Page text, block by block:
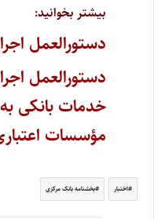
بیشتر بخوانید:
دستورالعمل
دستورالعمل
خدمات بانکی
مؤسسات
اختبار بخشنامه بانک مرکزی